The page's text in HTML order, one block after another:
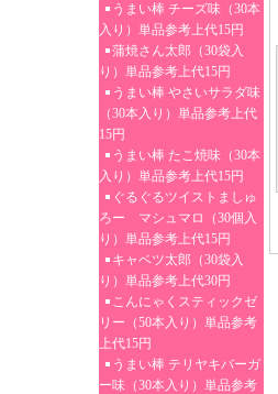
うまい棒 チーズ味（30本
入り）単品参考上代15円
蒲焼さん太郎（30袋入
り）単品参考上代15円
うまい棒 やさいサラダ味
（30本入り）単品参考上代
15円
うまい棒 たこ焼味（30本
入り）単品参考上代15円
ぐるぐるツイストましゅ
ろー マシュマロ（30個入
り）単品参考上代15円
キャベツ太郎（30袋入
り）単品参考上代30円
こんにゃくスティックゼ
リー（50本入り）単品参考
上代15円
うまい棒 テリヤキバーガ
ー味（30本入り）単品参考